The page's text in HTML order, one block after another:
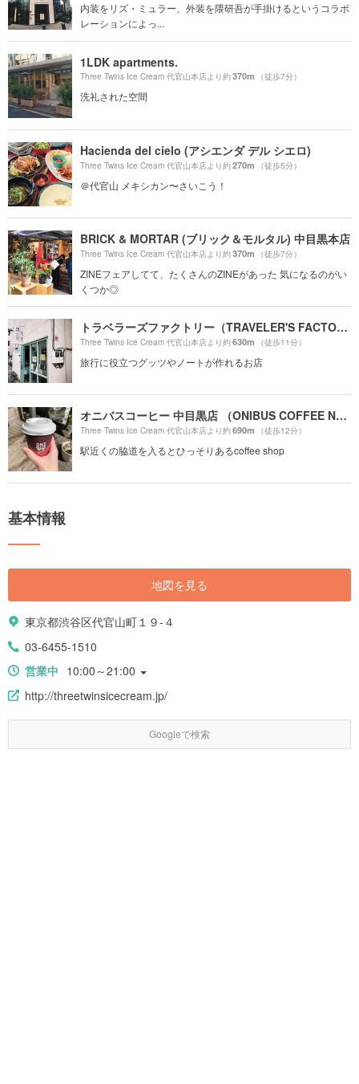
内装をリズ・ミュラー、外装を隈研吾が手掛けるというコラボ
レーションによっ...
1LDK apartments.
Three Twins Ice Cream 代官山本店より約370m （徒歩7分）
洗礼された空間
Hacienda del cielo (アシエンダ デル シエロ)
Three Twins Ice Cream 代官山本店より約270m （徒歩5分）
＠代官山 メキシカン〜さいこう！
BRICK & MORTAR (ブリック＆モルタル) 中目黒本店
Three Twins Ice Cream 代官山本店より約370m （徒歩7分）
ZINEフェアしてて、たくさんのZINEがあった 気になるのがい
くつか◎
トラベラーズファクトリー（TRAVELER'S FACTORY）
Three Twins Ice Cream 代官山本店より約630m （徒歩11分）
旅行に役立つグッツやノートが作れるお店
オニバスコーヒー 中目黒店 （ONIBUS COFFEE NAKAMEGURO）
Three Twins Ice Cream 代官山本店より約690m （徒歩12分）
駅近くの脇道を入るとひっそりあるcoffee shop
基本情報
地図を見る
東京都渋谷区代官山町１９-４
03-6455-1510
営業中 10:00～21:00
http://threetwinsicecream.jp/
Googleで検索